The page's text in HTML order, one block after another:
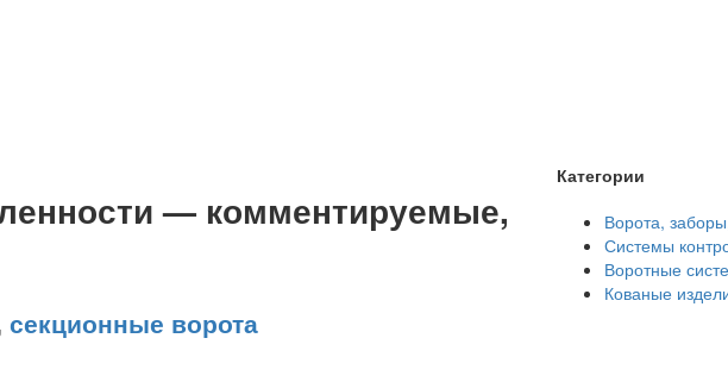
— комментируемые,
секционные ворота
Категории
Ворота,
Системы
Воротные
Кованые